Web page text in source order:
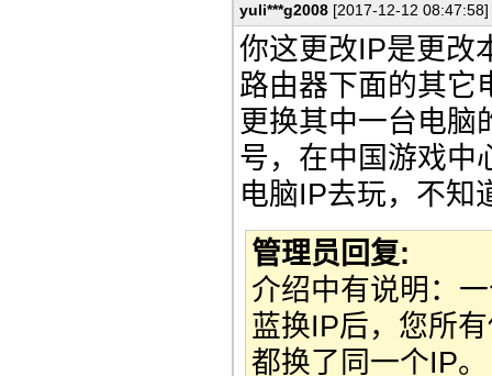
yuli***g2008 [2017-12-12 08:47:58]
你这更改IP是更改
路由器下面的其它
更换其中一台电脑
号，在中国游戏中
电脑IP去玩，不知
管理员回复:
介绍中有说明：
蓝换IP后，您所
都换了同一个IP。